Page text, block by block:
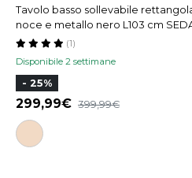
Tavolo basso sollevabile
noce e metallo nero L103 cm
Disponibile 2 settimane
(1)
- 25%
299,99 399,99